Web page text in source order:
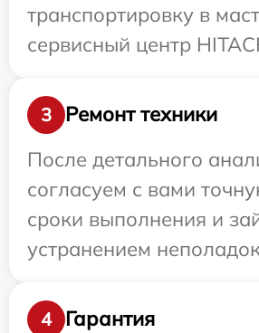
транспортировку в
сервисный центр
3
Ремонт техники
После детального
согласуем с вами
сроки выполнения и
устранением
4
Гарантия